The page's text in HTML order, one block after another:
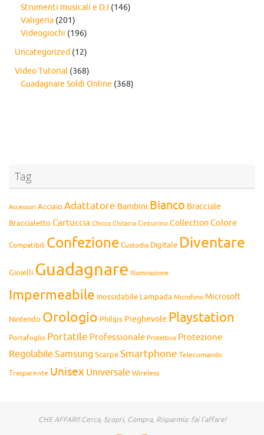
Strumenti musicali e DJ (146)
Valigeria (201)
Videogiochi (196)
Uncategorized (12)
Video Tutorial (368)
Guadagnare Soldi Online (368)
Tag
Accessori Acciaio Adattatore Bambini Bianco Bracciale
Braccialetto Cartuccia Chicco Chitarra Cinturino Collection Colore
Compatibili Confezione Custodia Digitale Diventare
Gioielli Guadagnare Illuminazione
Impermeabile Inossidabile Lampada Microfono Microsoft
Nintendo Orologio Philips Pieghevole Playstation
Portafoglio Portatile Professionale Protettiva Protezione
Regolabile Samsung ScarpeSmartphone Telecomando
Trasparente Unisex Universale Wireless
CHE AFFARI! Cerca, Scopri, Compra, Risparmia: fai l'affare!